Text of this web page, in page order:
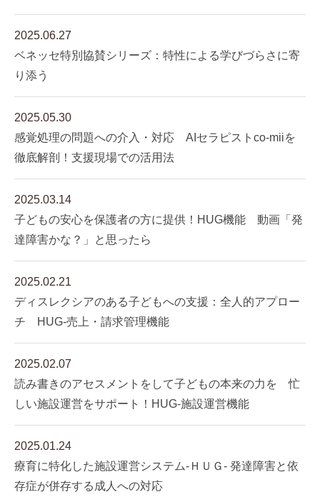
2025.06.27
ベネッセ特別協賛シリーズ：特性による学びづらさに寄
り添う
2025.05.30
感覚処理の問題への介入・対応 AIセラピストco-miiを
徹底解剖！支援現場での活用法
2025.03.14
子どもの安心を保護者の方に提供！HUG機能 動画「発
達障害かな？」と思ったら
2025.02.21
ディスレクシアのある子どもへの支援：全人的アプロー
チ HUG-売上・請求管理機能
2025.02.07
読み書きのアセスメントをして子どもの本来の力を 忙
しい施設運営をサポート！HUG-施設運営機能
2025.01.24
療育に特化した施設運営システム-ＨＵＧ- 発達障害と依
存症が併存する成人への対応